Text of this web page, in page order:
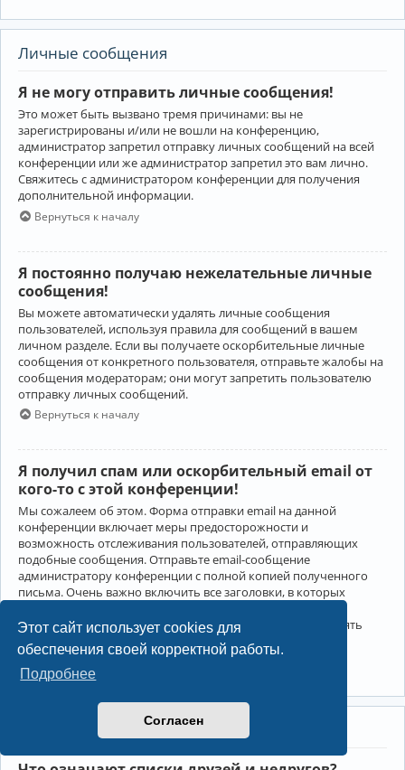
Этот сайт использует cookies для
обеспечения своей корректной работы.
Подробнее
Согласен
Личные сообщения
Я не могу отправить личные сообщения!
Это может быть вызвано тремя причинами: вы не
зарегистрированы и/или не вошли на конференцию,
администратор запретил отправку личных сообщений на всей
конференции или же администратор запретил это вам лично.
Свяжитесь с администратором конференции для получения
дополнительной информации.
Вернуться к началу
Я постоянно получаю нежелательные личные
сообщения!
Вы можете автоматически удалять личные сообщения
пользователей, используя правила для сообщений в вашем
личном разделе. Если вы получаете оскорбительные личные
сообщения от конкретного пользователя, отправьте жалобы на
сообщения модераторам; они могут запретить пользователю
отправку личных сообщений.
Вернуться к началу
Я получил спам или оскорбительный email от
кого-то с этой конференции!
Мы сожалеем об этом. Форма отправки email на данной
конференции включает меры предосторожности и
возможность отслеживания пользователей, отправляющих
подобные сообщения. Отправьте email-сообщение
администратору конференции с полной копией полученного
письма. Очень важно включить все заголовки, в которых
Администратор конференции сможет в этом случае принять
меры.
Друзья и недруги